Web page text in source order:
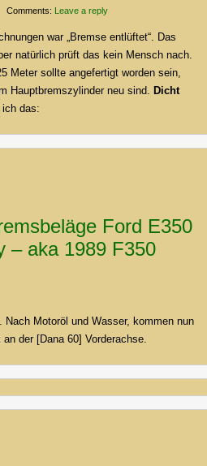
Comments: Leave a reply
war „Bremse entlüftet“. Das
natürlich prüft das kein Mensch nach.
Meter sollte angefertigt worden sein,
Hauptbremszylinder neu sind. Dicht
das:
Ford E350
– aka 1989 F350
Motoröl und Wasser, kommen nun
der [Dana 60] Vorderachse.